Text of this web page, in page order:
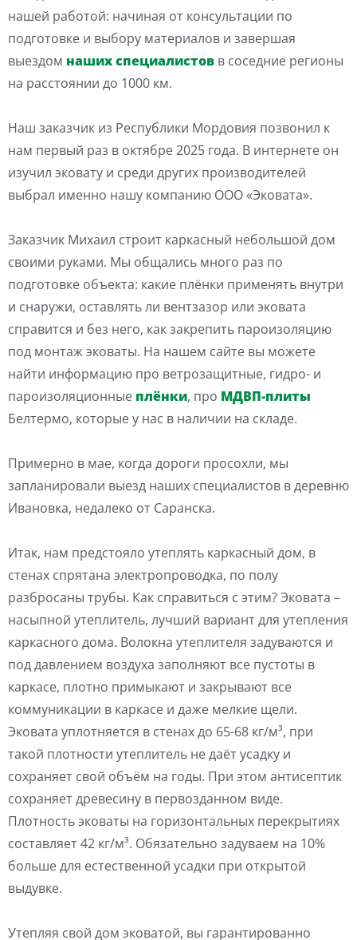
нашей работой: начиная от консультации по
подготовке и выбору материалов и завершая
выездом наших специалистов в соседние регионы
на расстоянии до 1000 км.
Наш заказчик из Республики Мордовия позвонил к
нам первый раз в октябре 2025 года. В интернете он
изучил эковату и среди других производителей
выбрал именно нашу компанию ООО «Эковата».
Заказчик Михаил строит каркасный небольшой дом
своими руками. Мы общались много раз по
подготовке объекта: какие плёнки применять внутри
и снаружи, оставлять ли вентзазор или эковата
справится и без него, как закрепить пароизоляцию
под монтаж эковаты. На нашем сайте вы можете
найти информацию про ветрозащитные, гидро- и
пароизоляционные плёнки, про МДВП-плиты
Белтермо, которые у нас в наличии на складе.
Примерно в мае, когда дороги просохли, мы
запланировали выезд наших специалистов в деревню
Ивановка, недалеко от Саранска.
Итак, нам предстояло утеплять каркасный дом, в
стенах спрятана электропроводка, по полу
разбросаны трубы. Как справиться с этим? Эковата –
насыпной утеплитель, лучший вариант для утепления
каркасного дома. Волокна утеплителя задуваются и
под давлением воздуха заполняют все пустоты в
каркасе, плотно примыкают и закрывают все
коммуникации в каркасе и даже мелкие щели.
Эковата уплотняется в стенах до 65-68 кг/м³, при
такой плотности утеплитель не даёт усадку и
сохраняет свой объём на годы. При этом антисептик
сохраняет древесину в первозданном виде.
Плотность эковаты на горизонтальных перекрытиях
составляет 42 кг/м³. Обязательно задуваем на 10%
больше для естественной усадки при открытой
выдувке.
Утепляя свой дом эковатой, вы гарантированно